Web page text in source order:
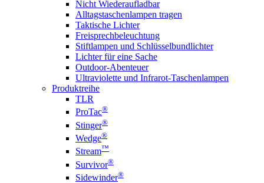
Nicht Wiederaufladbar
Alltagstaschenlampen tragen
Taktische Lichter
Freisprechbeleuchtung
Stiftlampen und Schlüsselbundlichter
Lichter für eine Sache
Outdoor-Abenteuer
Ultraviolette und Infrarot-Taschenlampen
Produktreihe
TLR
ProTac®
Stinger®
Wedge®
Stream™
Survivor®
Sidewinder®